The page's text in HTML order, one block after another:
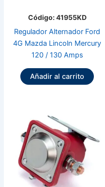
Código: 41955KD
Regulador Alternador Ford
4G Mazda Lincoln Mercury
120 / 130 Amps
Añadir al carrito